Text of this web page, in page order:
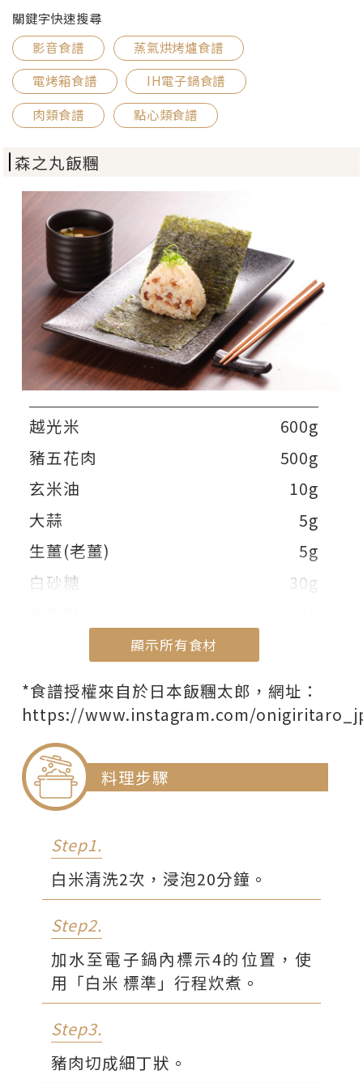
關鍵字快速搜尋
影音食譜
蒸氣烘烤爐食譜
電烤箱食譜
IH電子鍋食譜
肉類食譜
點心類食譜
森之丸飯糰
越光米
600g
豬五花肉
500g
玄米油
10g
大蒜
5g
生薑(老薑)
5g
白砂糖
30g
水
200mL
醤油
紹興酒
20g
醋
麻油
鹽
適量
青蔥
海苔
適量
顯示所有食材
顯示部份食材
*食譜授權來自於日本飯糰太郎，網址：
https://www.instagram.com/
料理步驟
Step1.
白米清洗2次，浸泡20分鐘。
Step2.
加水至電子鍋內標示4的位置，使
用「白米 標準」行程炊煮。
Step3.
豬肉切成細丁狀。